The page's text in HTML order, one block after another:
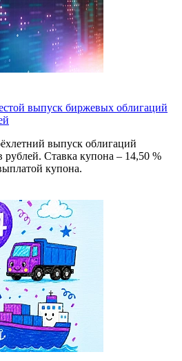
выпуск биржевых облигаций
выпуск облигаций
Ставка купона – 14,50 %
купона.